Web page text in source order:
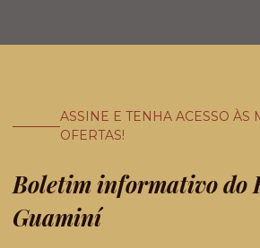
refúgio no
ASSINE E TENHA ACESSO ÀS
OFERTAS!
Boletim informativo do
Guaminí